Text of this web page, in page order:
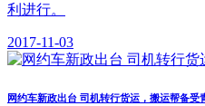
利进行。
2017-11-03
网约车新政出台 司机转行货运，搬运帮备受